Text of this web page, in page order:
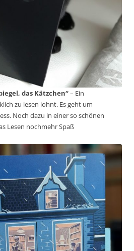
das Kätzchen“– Ein
zu lesen lohnt. Es geht um
Noch dazu in einer so schönen
Lesen nochmehr Spaß